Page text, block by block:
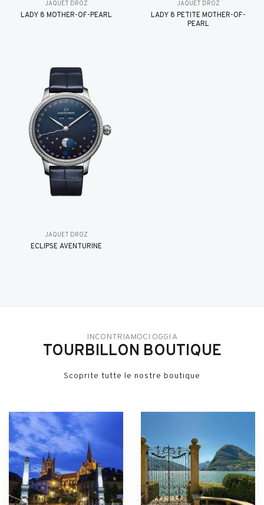
JAQUET DROZ
LADY 8 MOTHER-OF-PEARL
JAQUET DROZ
LADY 8 PETITE MOTHER-OF-
PEARL
JAQUET DROZ
ÉCLIPSE AVENTURINE
INCONTRIAMOCI OGGI A
TOURBILLON BOUTIQUE
Scoprite tutte le nostre boutique